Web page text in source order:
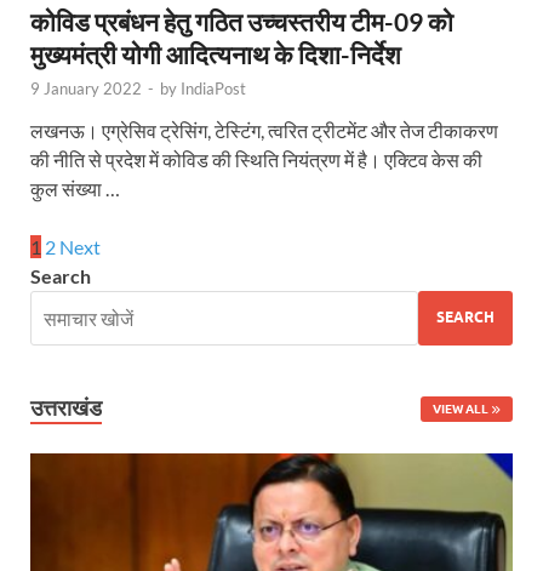
कोविड प्रबंधन हेतु गठित उच्चस्तरीय टीम-09 को
मुख्यमंत्री योगी आदित्यनाथ के दिशा-निर्देश
9 January 2022 - by IndiaPost
लखनऊ। एग्रेसिव ट्रेसिंग, टेस्टिंग, त्वरित ट्रीटमेंट और तेज टीकाकरण
की नीति से प्रदेश में कोविड की स्थिति नियंत्रण में है। एक्टिव केस की
कुल संख्या …
1 2 Next
Search
SEARCH
उत्तराखंड VIEW ALL